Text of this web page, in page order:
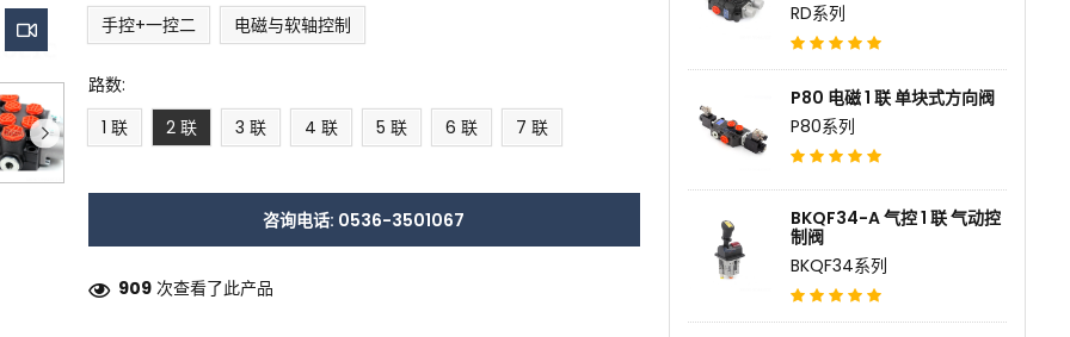
手控+一控二
电磁与软轴控制
路数:
1 联
2 联 3 联 4 联 5 联 6 联 7 联
咨询电话: 0536-3501067
909 次查看了此产品
RD系列
P80 电磁 1 联 单块式方向阀
P80系列
BKQF34-A 气控 1 联 气动控
制阀
BKQF34系列